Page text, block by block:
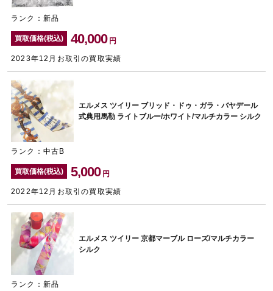
ランク：新品
買取価格(税込) 40,000 円
2023年12月お取引の買取実績
エルメス ツイリー ブリッド・ドゥ・ガラ・バヤデール
式典用馬勒 ライトブルー/ホワイト/マルチカラー シルク
ランク：中古B
買取価格(税込) 5,000 円
2022年12月お取引の買取実績
エルメス ツイリー 京都マーブル ローズ/マルチカラー
シルク
ランク：新品